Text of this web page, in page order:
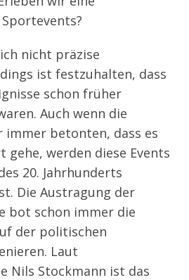
nicht präzise
ist festzuhalten, dass
schon früher
Auch wenn die
immer betonten, dass es
gehe, werden diese Events
20. Jahrhunderts
Die Austragung der
bot schon immer die
der politischen
Laut
Nils Stockmann ist das